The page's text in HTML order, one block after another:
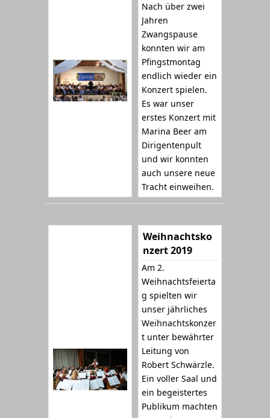
Nach über zwei
Jahren
Zwangspause
konnten wir am
Pfingstmontag
endlich wieder ein
Konzert spielen.
Es war unser
erstes Konzert mit
Marina Beer am
Dirigentenpult
und wir konnten
auch unsere neue
Tracht einweihen.
Weihnachtsko
nzert 2019
Am 2.
Weihnachtsfeierta
g spielten wir
unser jährliches
Weihnachtskonzer
t unter bewährter
Leitung von
Robert Schwärzle.
Ein voller Saal und
ein begeistertes
Publikum machten